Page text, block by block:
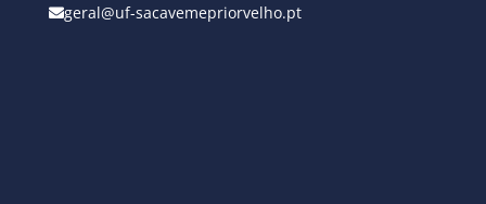
geral@uf-sacavemepriorvelho.pt